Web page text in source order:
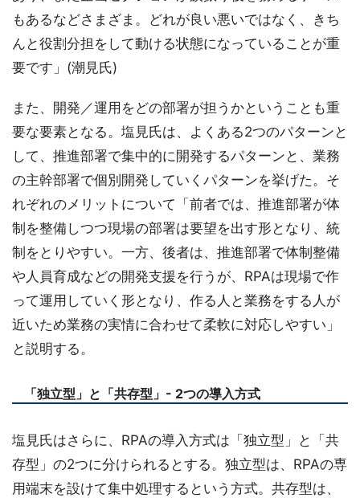
もあるなどさまざま。どれが良い悪いではなく、きち
んと役割分担をして動ける状態になっていることが重
要です」(潮見氏)
また、開発／運用をどの部署が担うかということも重
要な要素となる。塩見氏は、よくある2つのパターンと
して、推進部署で集中的に開発するパターンと、業務
の主幹部署で個別開発していくパターンを挙げた。そ
れぞれのメリットについて「前者では、推進部署が体
制を整備しつつ現場の部署は要望を出す形となり、統
制をとりやすい。一方、後者は、推進部署で体制整備
や人員育成などの開発支援を行うが、RPAは現場で作
って運用していく形となり、作る人と業務をする人が
近いため業務の実情に合わせて柔軟に対応しやすい」
と説明する。
「独立型」と「共存型」- 2つの導入方式
塩見氏はさらに、RPAの導入方式は「独立型」と「共
存型」の2つに分けられるとする。独立型は、RPAの専
用端末を設けて集中処理するという方式。共存型は、